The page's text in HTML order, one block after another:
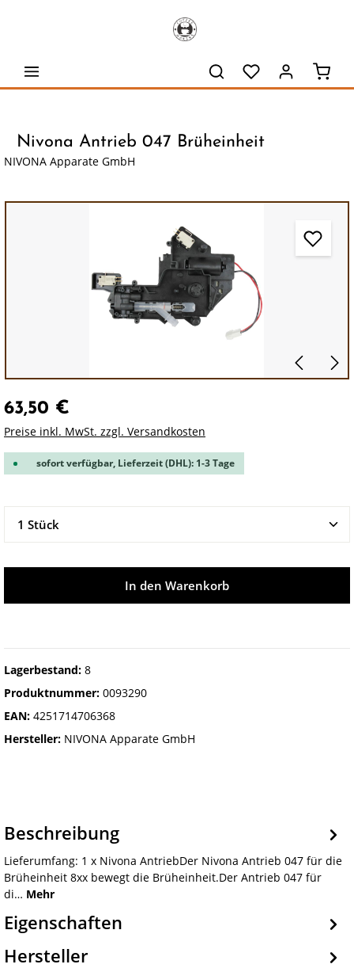
Nivona Antrieb 047 Brüheinheit
NIVONA Apparate GmbH
63,50 €
Preise inkl. MwSt. zzgl. Versandkosten
sofort verfügbar, Lieferzeit (DHL): 1-3 Tage
Produkt Anzahl: Gib den gewünschten Wert ein
In den Warenkorb
Lagerbestand: 8
Produktnummer: 0093290
EAN: 4251714706368
Hersteller: NIVONA Apparate GmbH
Beschreibung
Lieferumfang: 1 x Nivona AntriebDer Nivona Antrieb 047 für die
Brüheinheit 8xx bewegt die Brüheinheit.Der Antrieb 047 für
di… Mehr
Eigenschaften
Hersteller